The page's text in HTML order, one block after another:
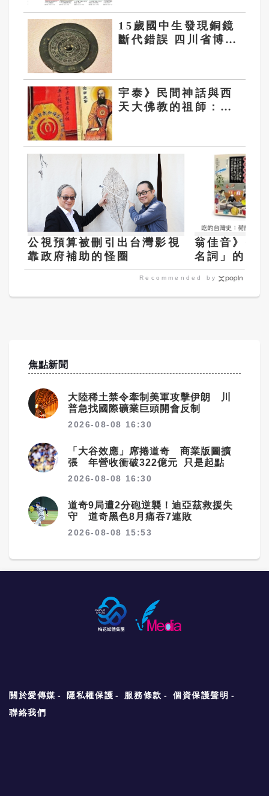
15歲國中生發現銅鏡
斷代錯誤 四川省博認
宇泰》民間神話與西
天大佛教的祖師：赤
公視預算被刪引出台灣影視
靠政府補助的怪圈
翁佳音》抗
名詞」的內
Recommended by
焦點新聞
大陸稀土禁令牽制美軍攻擊伊朗 川
普急找國際礦業巨頭開會反制
2026-08-08 16:30
「大谷效應」席捲道奇 商業版圖擴
張 年營收衝破322億元 只是起點
2026-08-08 16:30
道奇9局遭2分砲逆襲！迪亞茲救援失
守 道奇黑色8月痛吞7連敗
2026-08-08 15:53
關於愛傳媒 隱私權保護 服務條款
個資保護聲明
聯絡我們